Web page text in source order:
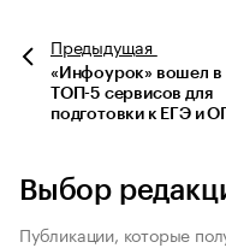
Предыдущая
«Инфоурок» вошел в
ТОП-5 сервисов для
подготовки к ЕГЭ и
Выбор
Публикации, которые